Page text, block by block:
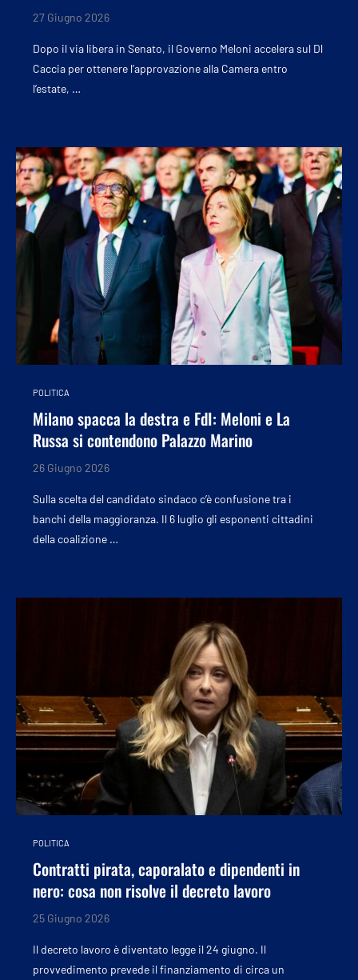
27 Giugno 2026
Dopo il via libera in Senato, il Governo Meloni accelera sul Dl
Caccia per ottenere l’approvazione alla Camera entro
l’estate, …
POLITICA
Milano spacca la destra e FdI: Meloni e La
Russa si contendono Palazzo Marino
26 Giugno 2026
Sulla scelta del candidato sindaco c’è confusione tra i
banchi della maggioranza. Il 6 luglio gli esponenti cittadini
della coalizione …
POLITICA
Contratti pirata, caporalato e dipendenti in
nero: cosa non risolve il decreto lavoro
25 Giugno 2026
Il decreto lavoro è diventato legge il 24 giugno. Il
provvedimento prevede il finanziamento di circa un